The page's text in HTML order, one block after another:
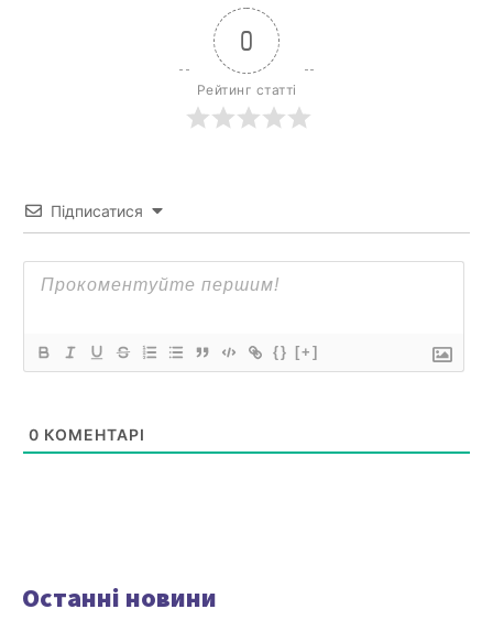
0
Рейтинг статті
Підписатися
{} [+]
0 КОМЕНТАРІ
Останні новини